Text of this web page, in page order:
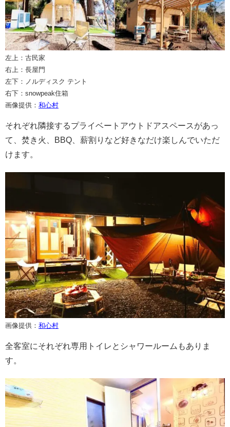
左上：古民家
右上：長屋門
左下：ノルディスク テント
右下：snowpeak住箱
画像提供： 和心村
それぞれ隣接するプライベートアウトドアスペースがあっ
て、焚き火、BBQ、薪割りなど好きなだけ楽しんでいただ
けます。
画像提供： 和心村
全客室にそれぞれ専用トイレとシャワールームもありま
す。